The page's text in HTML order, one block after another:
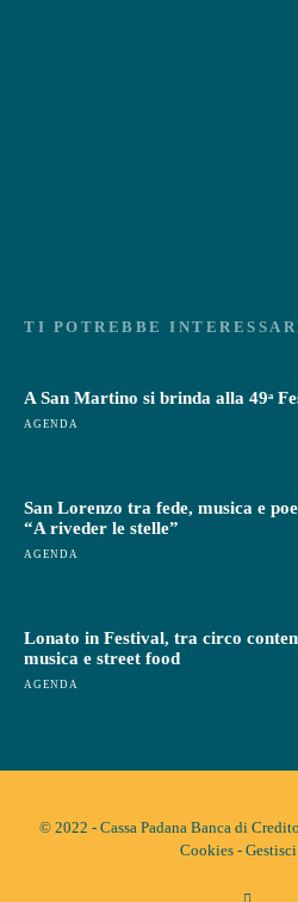
TI POTREBBE
A San Martino si brinda alla 49ᵃ
AGENDA
San Lorenzo tra fede, musica e
“A riveder le stelle”
AGENDA
Lonato in Festival, tra circo
musica e street food
AGENDA
© 2022 - Cassa Padana Banca di
Cookies -